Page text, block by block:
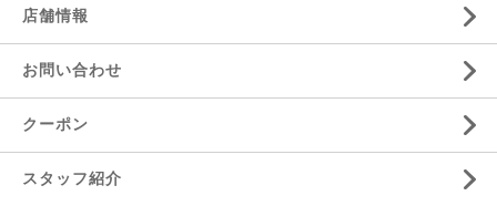
店舗情報
お問い合わせ
クーポン
スタッフ紹介